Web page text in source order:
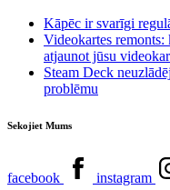
Kāpēc ir svarīgi
Videokartes remonts:
atjaunot jūsu
Steam Deck
problēmu
Sekojiet Mums
facebook instagram